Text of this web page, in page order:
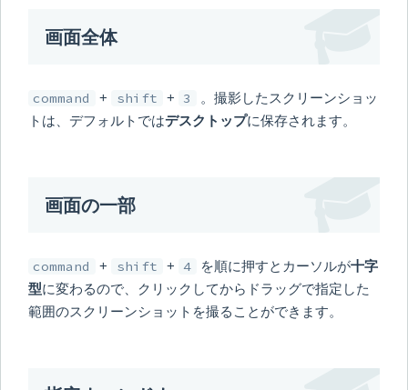
画面全体
command + shift + 3
。撮影したスクリーンショッ
トは、デフォルトではデスクトップに保存されます。
画面の一部
command + shift + 4 を順に押すとカーソルが十字
型に変わるので、クリックしてからドラッグで指定した
範囲のスクリーンショットを撮ることができます。